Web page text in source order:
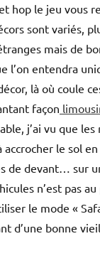
hop le jeu vous
sont variés,
mais de
l’on entendra
là où coule
façon
j’ai vu que
le sol
de devant… sur
n’est pas
le mode «
d’une bonne